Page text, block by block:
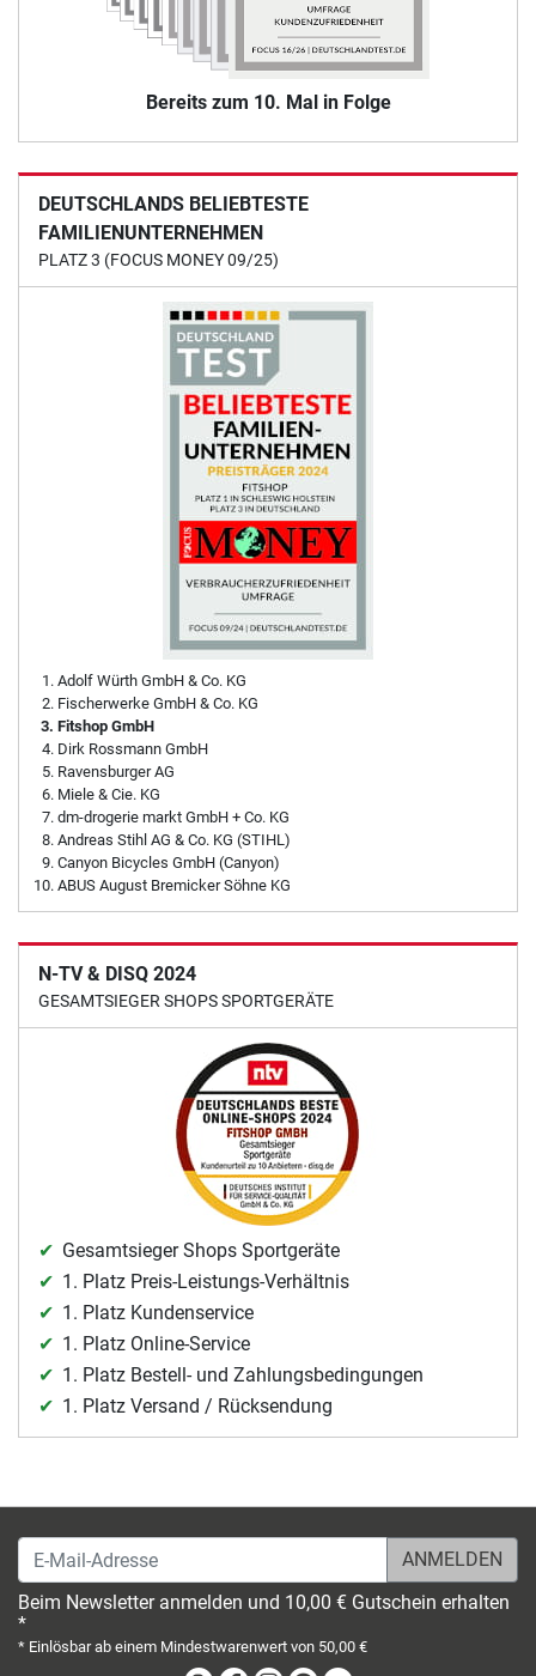
Bereits zum 10. Mal in Folge
DEUTSCHLANDS BELIEBTESTE
FAMILIENUNTERNEHMEN
PLATZ 3 (FOCUS MONEY 09/25)
Adolf Würth GmbH & Co. KG
Fischerwerke GmbH & Co. KG
Fitshop GmbH
Dirk Rossmann GmbH
Ravensburger AG
Miele & Cie. KG
dm-drogerie markt GmbH + Co. KG
Andreas Stihl AG & Co. KG (STIHL)
Canyon Bicycles GmbH (Canyon)
ABUS August Bremicker Söhne KG
N-TV & DISQ 2024
GESAMTSIEGER SHOPS SPORTGERÄTE
Gesamtsieger Shops Sportgeräte
1. Platz Preis-Leistungs-Verhältnis
1. Platz Kundenservice
1. Platz Online-Service
1. Platz Bestell- und Zahlungsbedingungen
1. Platz Versand / Rücksendung
E-Mail-Adresse
Beim Newsletter anmelden und 10,00 € Gutschein erhalten
*
* Einlösbar ab einem Mindestwarenwert von 50,00 €